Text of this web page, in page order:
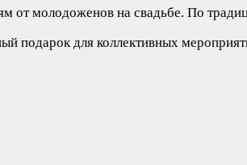
от молодоженов на свадьбе. По
для коллективных